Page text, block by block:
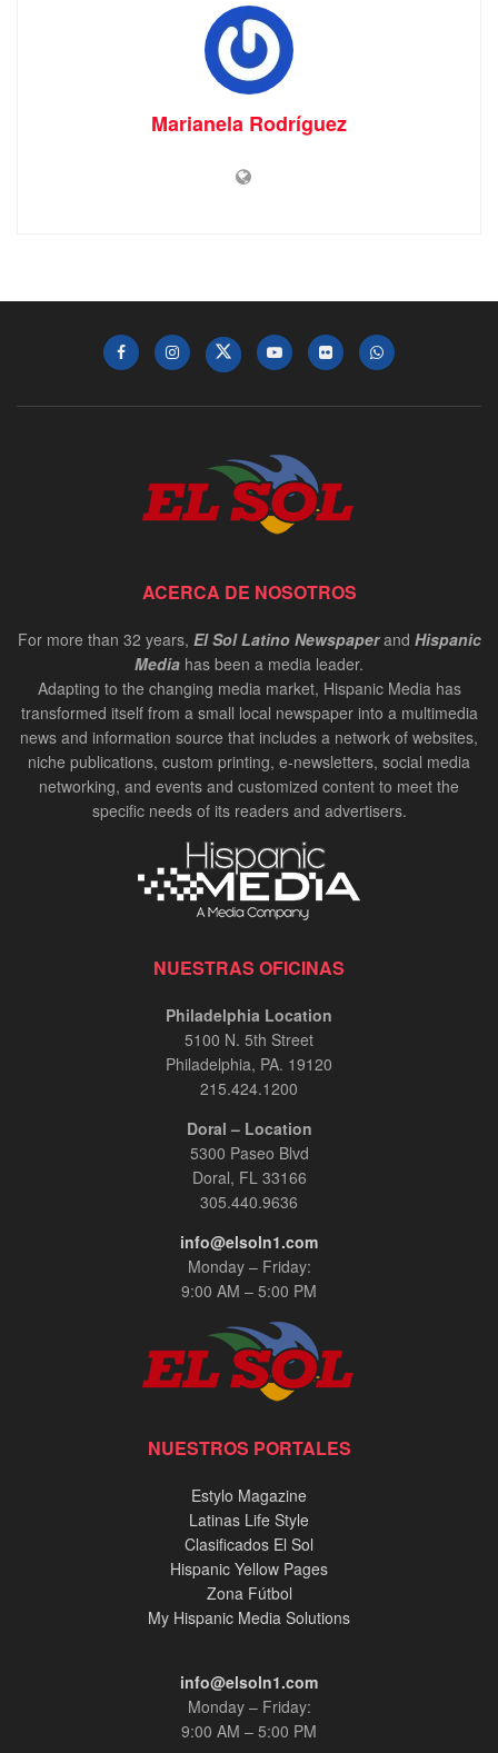
Marianela Rodríguez
ACERCA DE NOSOTROS
For more than 32 years, El Sol Latino Newspaperand Hispanic
Media has been a media leader.
Adapting to the changing media market, Hispanic Media has
transformed itself from a small local newspaper into a multimedia
news and information source that includes a network of websites,
niche publications, custom printing, e-newsletters, social media
networking, and events and customized content to meet the
specific needs of its readers and advertisers.
NUESTRAS OFICINAS
Philadelphia Location
5100 N. 5th Street
Philadelphia, PA. 19120
215.424.1200
Doral – Location
5300 Paseo Blvd
Doral, FL 33166
305.440.9636
info@elsoln1.com
Monday – Friday:
9:00 AM – 5:00 PM
NUESTROS PORTALES
Estylo Magazine
Latinas Life Style
Clasificados El Sol
Hispanic Yellow Pages
Zona Fútbol
My Hispanic Media Solutions
info@elsoln1.com
Monday – Friday:
9:00 AM – 5:00 PM